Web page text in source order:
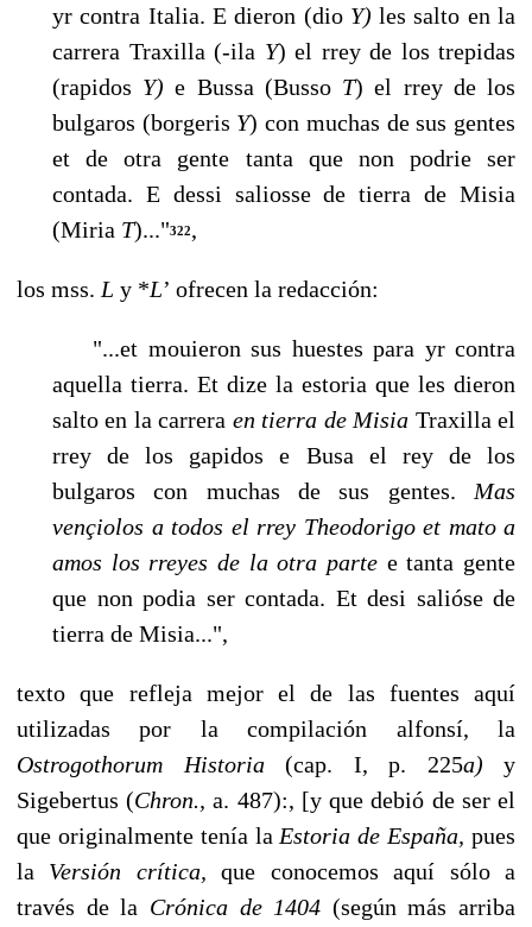
yr contra Italia. E dieron (dio Y)les salto en la
carrera Traxilla (-ila Y) el rrey de los trepidas
(rapidos Y)e Bussa (Busso T) el rrey de los
bulgaros (borgeris Y) con muchas de sus gen­tes
et de otra gente tanta que non podrie ser
contada. E dessi saliosse de tie­rra de Misia
(Miria T)..."322,
los mss. L y *L’ ofrecen la redacción:
"...et mouieron sus huestes para yr contra
aquella tierra. Et dize la estoria que les dieron
salto en la carrera en tierra de Misia Traxilla el
rrey de los gapidos e Busa el rey de los
bulgaros con muchas de sus gentes. Mas
vençiolos a todos el rrey Theodorigo et mato a
amos los rreyes de la otra parte e tan­ta gente
que non podia ser contada. Et desi salióse de
tierra de Misia...",
texto que refleja mejor el de las fuentes aquí
utilizadas por la compilación alfonsí, la
Ostrogothorum Historia (cap. I, p. 225a) y
Sigebertus (Chron.,a. 487):, [y que debió de ser el
que originalmente tenía la Estoria de España,pues
la Versión crítica,que conocemos aquí sólo a
través de la Crónica de 1404 (según más arriba